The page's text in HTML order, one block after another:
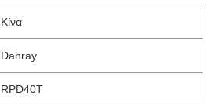
Κίνα
Dahray
RPD40T